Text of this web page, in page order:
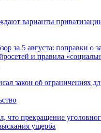
варианты
за 5 августа: поправки о
и правила
закон об ограничениях
что прекращение
ущерба